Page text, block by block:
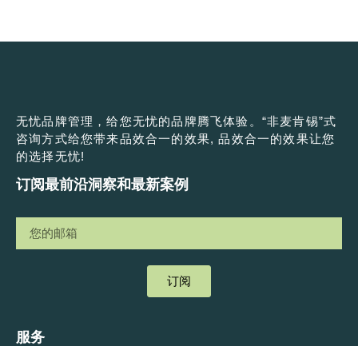
无忧品牌管理，给您无忧的品牌腾飞体验。“非麦肯锡”式
咨询方式给您带来品效合一的效果, 品效合一的效果让您
的选择无忧!
订阅最前沿洞察和最新案例
订阅
服务